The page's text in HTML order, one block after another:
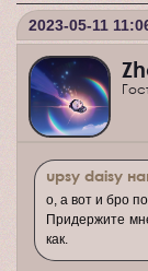
2023-05-11
upsy daisy
о, а вот и бро
Придержите
как.